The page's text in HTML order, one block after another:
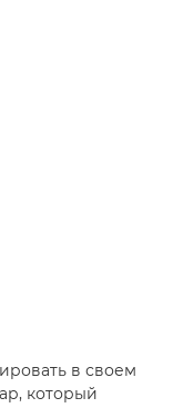
в своем
который